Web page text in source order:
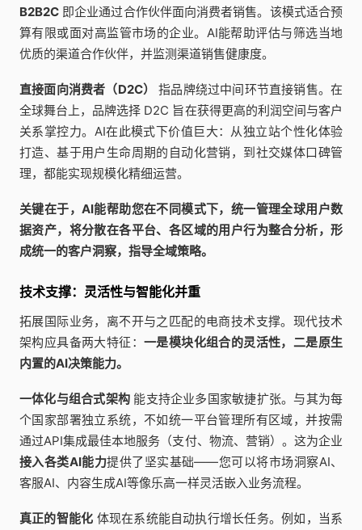
B2B2C 即企业通过合作伙伴面向消费者销售。该模式适合预
算有限或面对高监管市场的企业。AI能帮助评估与筛选当地
优质的渠道合作伙伴，并监测渠道销售健康度。
直接面向消费者（D2C）
指品牌绕过中间环节直接销售。在
全球舞台上，品牌选择 D2C 旨在获得更高的利润空间与客户
关系掌控力。AI在此模式下价值巨大：从独立站个性化体验
打造、基于用户生命周期的自动化营销，到社交媒体口碑管
理，都能实现规模化精细运营。
关键在于，AI能帮助您在不同模式下，统一管理全球用户数
据资产，将分散在各平台、各区域的用户行为整合分析，形
成统一的客户洞察，指导全域策略。
技术支撑：灵活性与智能化并重
拓展国际业务，离不开与之匹配的电商技术支撑。现代技术
架构应具备两大特征： 一是模块化组合的灵活性，二是原生
内置的AI决策能力。
一体化与组合式架构 能支持企业多国家敏捷扩张。与其为每
个国家部署独立系统，不如统一平台管理所有区域，并按需
通过API集成最佳本地服务（支付、物流、营销）。这为企业
接入各类AI能力提供了坚实基础——您可以将市场洞察AI、
客服AI、内容生成AI等像乐高一样灵活嵌入业务流程。
真正的智能化 体现在系统能自动执行增长任务。例如，当系